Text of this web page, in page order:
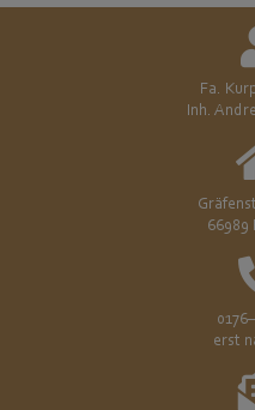
Fa.
Inh.
66989
erst